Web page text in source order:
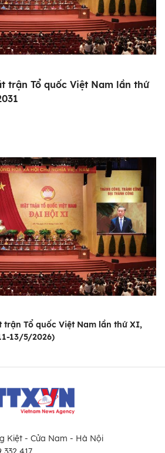
trận Tổ quốc Việt Nam lần thứ
Tổ quốc Việt Nam lần thứ XI,
13/5/2026)
Kiệt - Cửa Nam - Hà Nội